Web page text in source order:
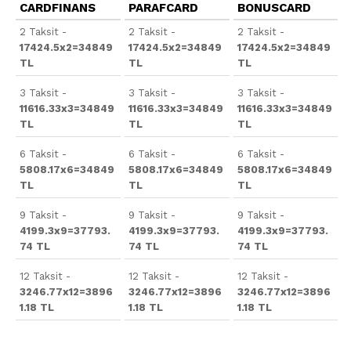
CARDFINANS
2 Taksit -
17424.5x2=34849
TL
3 Taksit -
11616.33x3=34849
TL
6 Taksit -
5808.17x6=34849
TL
9 Taksit -
4199.3x9=37793.
74 TL
12 Taksit -
3246.77x12=3896
1.18 TL
PARAFCARD
2 Taksit -
17424.5x2=34849
TL
3 Taksit -
11616.33x3=34849
TL
6 Taksit -
5808.17x6=34849
TL
9 Taksit -
4199.3x9=37793.
74 TL
12 Taksit -
3246.77x12=3896
1.18 TL
BONUSCARD
2 Taksit -
17424.5x2=34849
TL
3 Taksit -
11616.33x3=34849
TL
6 Taksit -
5808.17x6=34849
TL
9 Taksit -
4199.3x9=37793.
74 TL
12 Taksit -
3246.77x12=3896
1.18 TL